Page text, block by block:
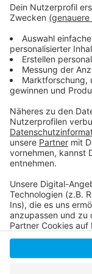
Smartphone und
in der
deutsche
Hendrik Frost
alles mal
Anzeige
Anzeige